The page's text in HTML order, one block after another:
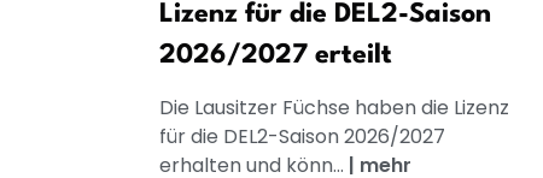
Lizenz für die DEL2-Saison
2026/2027 erteilt
Die Lausitzer Füchse haben die Lizenz
für die DEL2-Saison 2026/2027
erhalten und könn... | mehr